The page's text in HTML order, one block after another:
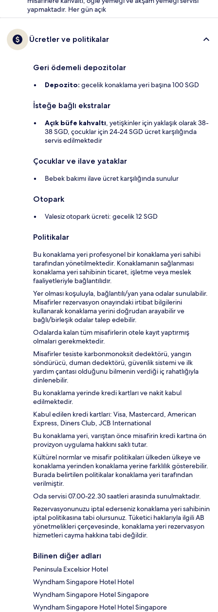
yapmaktadır. Her gün açık
Ücretler ve politikalar
Geri ödemeli depozitolar
Depozito: gecelik konaklama yeri başına 100 SGD
İsteğe bağlı ekstralar
Açık büfe kahvaltı, yetişkinler için yaklaşık olarak 38-
38 SGD, çocuklar için 24-24 SGD ücret karşılığında
servis edilmektedir
Çocuklar ve ilave yataklar
Bebek bakımı ilave ücret karşılığında sunulur
Otopark
Valesiz otopark ücreti: gecelik 12 SGD
Politikalar
Bu konaklama yeri profesyonel bir konaklama yeri sahibi
tarafından yönetilmektedir. Konaklamanın sağlanması
konaklama yeri sahibinin ticaret, işletme veya meslek
faaliyetleriyle bağlantılıdır.
Yer olması koşuluyla, bağlantılı/yan yana odalar sunulabilir.
Misafirler rezervasyon onayındaki irtibat bilgilerini
kullanarak konaklama yerini doğrudan arayabilir ve
bağlı/birleşik odalar talep edebilir.
Odalarda kalan tüm misafirlerin otele kayıt yaptırmış
olmaları gerekmektedir.
Misafirler tesiste karbonmonoksit dedektörü, yangın
söndürücü, duman dedektörü, güvenlik sistemi ve ilk
yardım çantası olduğunu bilmenin verdiği iç rahatlığıyla
dinlenebilir.
Bu konaklama yerinde kredi kartları ve nakit kabul
edilmektedir.
Kabul edilen kredi kartları: Visa, Mastercard, American
Express, Diners Club, JCB International
Bu konaklama yeri, varıştan önce misafirin kredi kartına ön
provizyon uygulama hakkını saklı tutar.
Kültürel normlar ve misafir politikaları ülkeden ülkeye ve
konaklama yerinden konaklama yerine farklılık gösterebilir.
Burada belirtilen politikalar konaklama yeri tarafından
verilmiştir.
Oda servisi 07.00-22.30 saatleri arasında sunulmaktadır.
Rezervasyonunuzu iptal ederseniz konaklama yeri sahibinin
iptal politikasına tabi olursunuz. Tüketici haklarıyla ilgili AB
yönetmelikleri çerçevesinde, konaklama yeri rezervasyon
hizmetleri cayma hakkına tabi değildir.
Bilinen diğer adları
Peninsula Excelsior Hotel
Wyndham Singapore Hotel Hotel
Wyndham Singapore Hotel Singapore
Wyndham Singapore Hotel Hotel Singapore